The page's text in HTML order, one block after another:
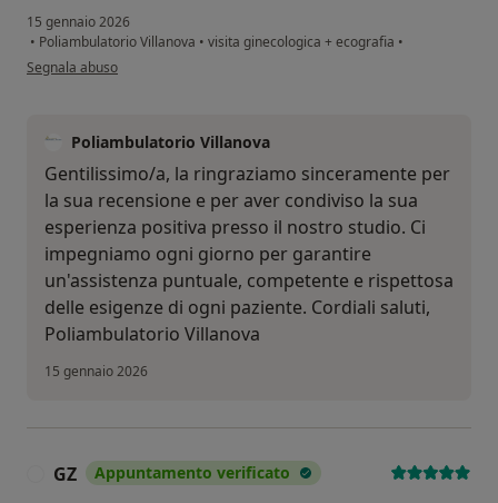
15 gennaio 2026
• Poliambulatorio Villanova • visita ginecologica + ecografia •
secondo l'opinione dell'utente G.F.
Segnala abuso
Poliambulatorio Villanova
Gentilissimo/a, la ringraziamo sinceramente per
la sua recensione e per aver condiviso la sua
esperienza positiva presso il nostro studio. Ci
impegniamo ogni giorno per garantire
un'assistenza puntuale, competente e rispettosa
delle esigenze di ogni paziente. Cordiali saluti,
Poliambulatorio Villanova
15 gennaio 2026
GZ Appuntamento verificato